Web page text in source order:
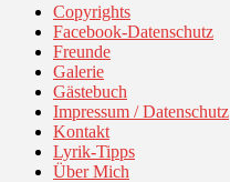
Copyrights
Facebook-Datenschutz
Freunde
Galerie
Gästebuch
Impressum / Datenschutz
Kontakt
Lyrik-Tipps
Über Mich